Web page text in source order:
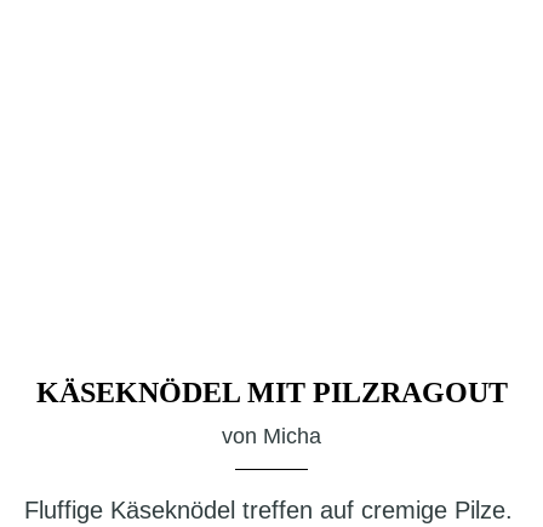
KÄSEKNÖDEL MIT PILZRAGOUT
von Micha
Fluffige Käseknödel treffen auf cremige Pilze.